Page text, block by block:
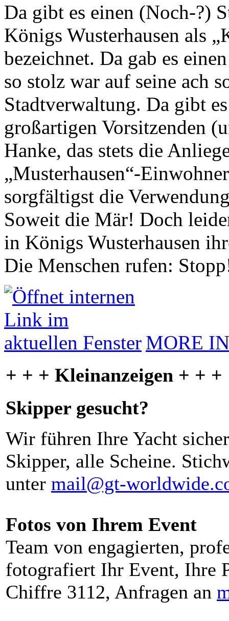
Da gibt es einen (Noch-?)
Königs Wusterhausen als
bezeichnet. Da gab es
so stolz war auf seine ach
Stadtverwaltung. Da gibt
großartigen Vorsitzenden
Hanke, das stets die
„Musterhausen“-
sorgfältigst die
Soweit die Mär! Doch
in Königs Wusterhausen
Die Menschen rufen:
MORE
+ + + Kleinanzeigen + + +
Skipper gesucht?
Wir führen Ihre Yacht
Skipper, alle Scheine.
unter mail@gt-
Fotos von Ihrem Event
Team von engagierten,
fotografiert Ihr Event, Ihre
Chiffre 3112, Anfragen an